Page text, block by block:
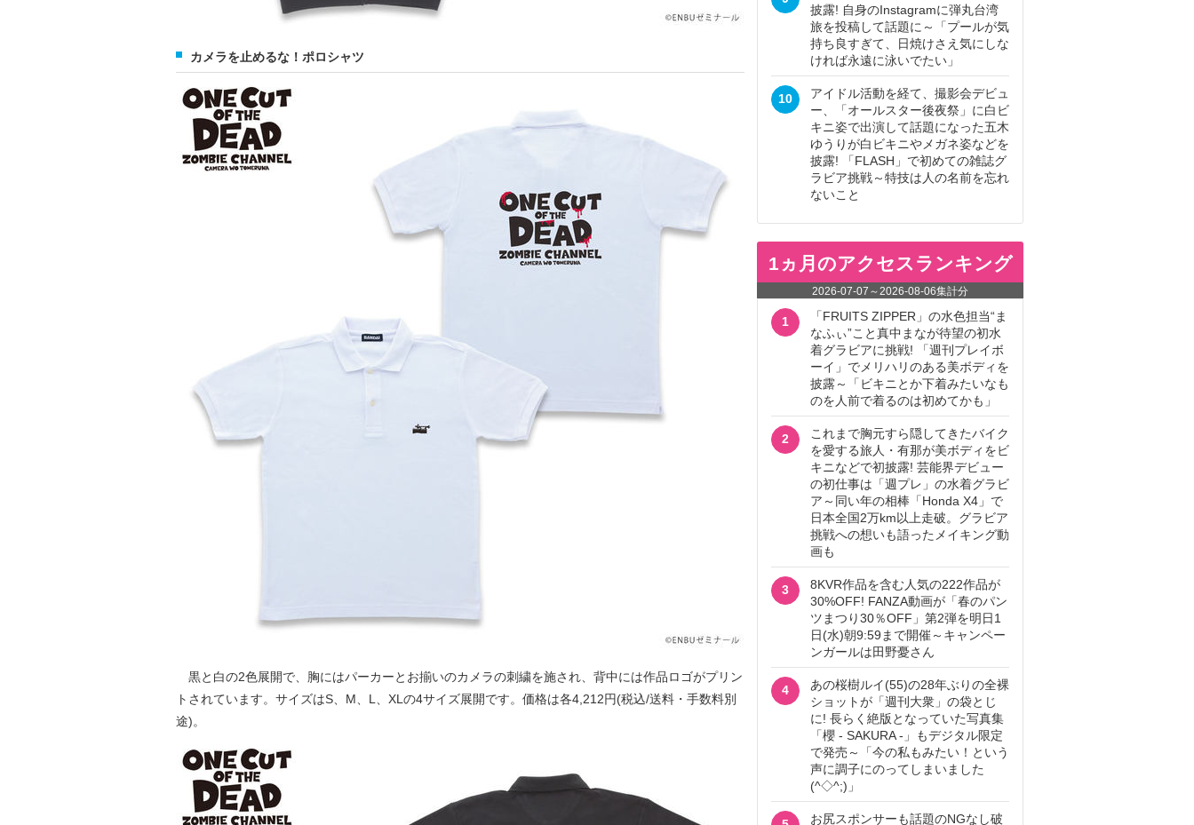
カメラを止めるな！ポロシャツ
黒と白の2色展開で、胸にはパーカーとお揃いのカメラの刺繍を施され、背中には作品ロゴがプリン
トされています。サイズはS、M、L、XLの4サイズ展開です。価格は各4,212円(税込/送料・手数料別
途)。
披露! 自身のInstagramに弾丸台湾
旅を投稿して話題に～「プールが気
持ち良すぎて、日焼けさえ気にしな
ければ永遠に泳いでたい」
10
アイドル活動を経て、撮影会デビュ
ー、「オールスター後夜祭」に白ビ
キニ姿で出演して話題になった五木
ゆうりが白ビキニやメガネ姿などを
披露! 「FLASH」で初めての雑誌グ
ラビア挑戦～特技は人の名前を忘れ
ないこと
1ヵ月のアクセスランキング
2026-07-07 ～2026-08-06集計分
1
「FRUITS ZIPPER」の水色担当“ま
なふぃ”こと真中まなが待望の初水
着グラビアに挑戦! 「週刊プレイボ
ーイ」でメリハリのある美ボディを
披露～「ビキニとか下着みたいなも
のを人前で着るのは初めてかも」
2
これまで胸元すら隠してきたバイク
を愛する旅人・有那が美ボディをビ
キニなどで初披露! 芸能界デビュー
の初仕事は「週プレ」の水着グラビ
ア～同い年の相棒「Honda X4」で
日本全国2万km以上走破。グラビア
挑戦への想いも語ったメイキング動
画も
3
8KVR作品を含む人気の222作品が
30%OFF! FANZA動画が「春のパン
ツまつり30％OFF」第2弾を明日1
日(水)朝9:59まで開催～キャンペー
ンガールは田野憂さん
4
あの桜樹ルイ(55)の28年ぶりの全裸
ショットが「週刊大衆」の袋とじ
に! 長らく絶版となっていた写真集
「櫻 - SAKURA -」もデジタル限定
で発売～「今の私もみたい！という
声に調子にのってしまいました
(^◇^;)」
お尻スポンサーも話題のNGなし破